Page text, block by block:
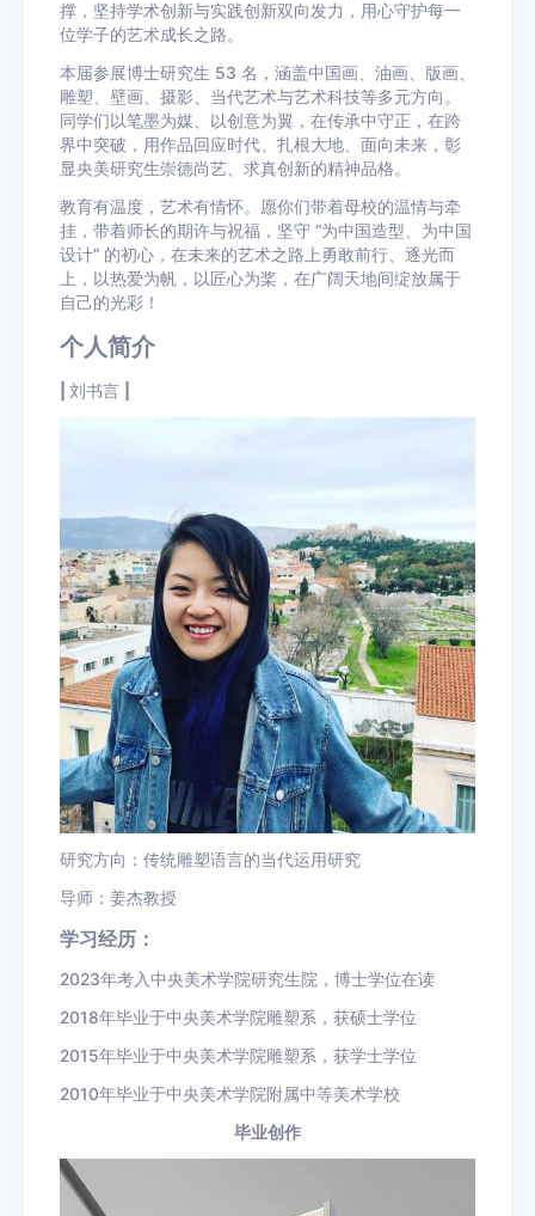
撑，坚持学术创新与实践创新双向发力，用心守护每一
位学子的艺术成长之路。
本届参展博士研究生 53 名，涵盖中国画、油画、版画、
雕塑、壁画、摄影、当代艺术与艺术科技等多元方向。
同学们以笔墨为媒、以创意为翼，在传承中守正，在跨
界中突破，用作品回应时代、扎根大地、面向未来，彰
显央美研究生崇德尚艺、求真创新的精神品格。
教育有温度，艺术有情怀。愿你们带着母校的温情与牵
挂，带着师长的期许与祝福，坚守 “为中国造型、为中国
设计” 的初心，在未来的艺术之路上勇敢前行、逐光而
上，以热爱为帆，以匠心为桨，在广阔天地间绽放属于
自己的光彩！
个人简介
刘书言
研究方向：传统雕塑语言的当代运用研究
导师：姜杰教授
学习经历：
2023年考入中央美术学院研究生院，博士学位在读
2018年毕业于中央美术学院雕塑系，获硕士学位
2015年毕业于中央美术学院雕塑系，获学士学位
2010年毕业于中央美术学院附属中等美术学校
毕业创作